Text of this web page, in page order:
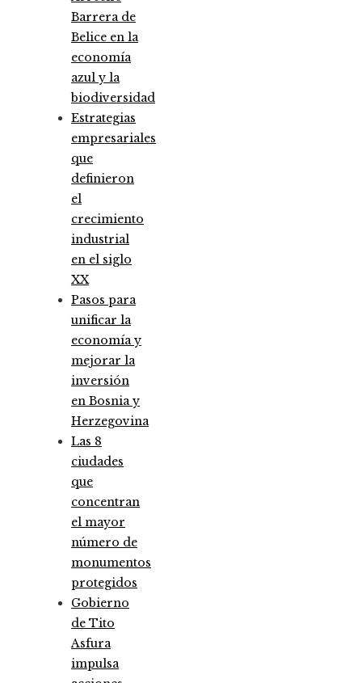
Barrera de
Belice en la
economía
azul y la
biodiversidad
Estrategias
empresariales
que
definieron
el
crecimiento
industrial
en el siglo
XX
Pasos para
unificar la
economía y
mejorar la
inversión
en Bosnia y
Herzegovina
Las 8
ciudades
que
concentran
el mayor
número de
monumentos
protegidos
Gobierno
de Tito
Asfura
impulsa